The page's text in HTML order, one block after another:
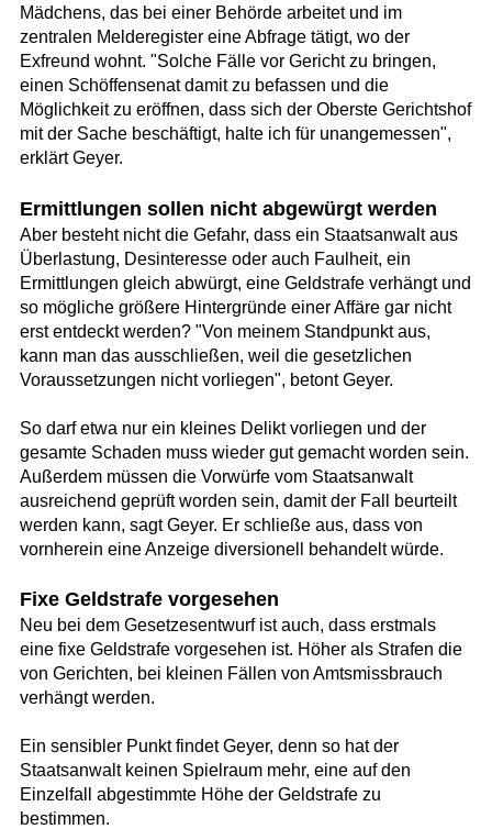
Mädchens, das bei einer Behörde arbeitet und im
zentralen Melderegister eine Abfrage tätigt, wo der
Exfreund wohnt. "Solche Fälle vor Gericht zu bringen,
einen Schöffensenat damit zu befassen und die
Möglichkeit zu eröffnen, dass sich der Oberste Gerichtshof
mit der Sache beschäftigt, halte ich für unangemessen",
erklärt Geyer.
Ermittlungen sollen nicht abgewürgt werden
Aber besteht nicht die Gefahr, dass ein Staatsanwalt aus
Überlastung, Desinteresse oder auch Faulheit, ein
Ermittlungen gleich abwürgt, eine Geldstrafe verhängt und
so mögliche größere Hintergründe einer Affäre gar nicht
erst entdeckt werden? "Von meinem Standpunkt aus,
kann man das ausschließen, weil die gesetzlichen
Voraussetzungen nicht vorliegen", betont Geyer.
So darf etwa nur ein kleines Delikt vorliegen und der
gesamte Schaden muss wieder gut gemacht worden sein.
Außerdem müssen die Vorwürfe vom Staatsanwalt
ausreichend geprüft worden sein, damit der Fall beurteilt
werden kann, sagt Geyer. Er schließe aus, dass von
vornherein eine Anzeige diversionell behandelt würde.
Fixe Geldstrafe vorgesehen
Neu bei dem Gesetzesentwurf ist auch, dass erstmals
eine fixe Geldstrafe vorgesehen ist. Höher als Strafen die
von Gerichten, bei kleinen Fällen von Amtsmissbrauch
verhängt werden.
Ein sensibler Punkt findet Geyer, denn so hat der
Staatsanwalt keinen Spielraum mehr, eine auf den
Einzelfall abgestimmte Höhe der Geldstrafe zu
bestimmen.